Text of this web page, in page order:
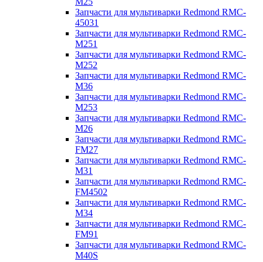
Запчасти для мультиварки Redmond RMC-
45031
Запчасти для мультиварки Redmond RMC-
M251
Запчасти для мультиварки Redmond RMC-
M252
Запчасти для мультиварки Redmond RMC-
M36
Запчасти для мультиварки Redmond RMC-
M253
Запчасти для мультиварки Redmond RMC-
M26
Запчасти для мультиварки Redmond RMC-
FM27
Запчасти для мультиварки Redmond RMC-
M31
Запчасти для мультиварки Redmond RMC-
FM4502
Запчасти для мультиварки Redmond RMC-
M34
Запчасти для мультиварки Redmond RMC-
FM91
Запчасти для мультиварки Redmond RMC-
M40S